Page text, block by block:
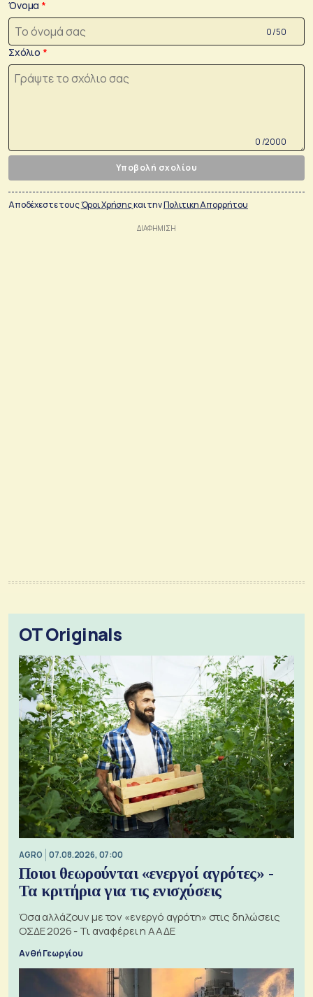
Όνομα
0 /50
Σχόλιο
0 /2000
Υποβολή σχολίου
Αποδέχεστε τουςΌροι Χρήσηςκαι τηνΠολιτικη Απορρήτου
OT Originals
AGRO 07.08.2026, 07:00
Ποιοι θεωρούνται «ενεργοί αγρότες» -
Τα κριτήρια για τις ενισχύσεις
Όσα αλλάζουν με τον «ενεργό αγρότη» στις δηλώσεις
ΟΣΔΕ 2026 - Τι αναφέρει η ΑΑΔΕ
Ανθή Γεωργίου